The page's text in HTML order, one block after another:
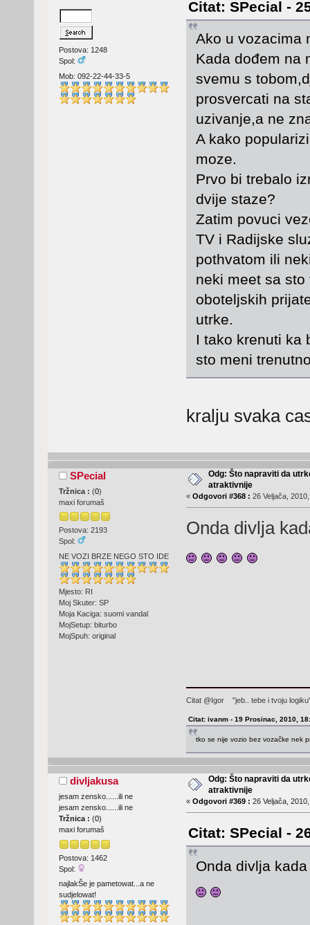
Postova: 1248
Spol:
Mob: 092-22-44-33-5
Citat: SPecial -
Ako u vozacima
Kada dođem na
svemu s
prosvercati na
uzivanje,a ne
A kako
moze.
Prvo bi trebalo
dvije staze?
Zatim povuci
TV i Radijske
pothvatom ili
neki meet sa
oboteljskih
utrke.
I tako krenuti ka
sto meni
kralju svaka
SPecial
Tržnica : (0)
maxi forumaš
Postova: 2193
Spol:
NE VOZI BRZE NEGO STO IDE
Mjesto: RI
Moj Skuter: SP
Moja Kaciga: suomi vandal
MojSetup: biturbo
MojSpuh: original
Odg: Što napraviti da
atraktivnije
« Odgovori #368 : 26 Veljača,
Onda divlja
Citat @Igor "jeb.. tebe i tvoju
Citat: ivanm - 19 Prosinac, 2010,
tko se nije vozio bez vozačke nek
divljakusa
jesam zensko......ili ne
jesam zensko......ili ne
Tržnica : (0)
maxi forumaš
Postova: 1462
Spol:
najlakŠe je pametowat...a ne
sudjelowat!
Odg: Što napraviti da
atraktivnije
« Odgovori #369 : 26 Veljača,
Citat: SPecial -
Onda divlja